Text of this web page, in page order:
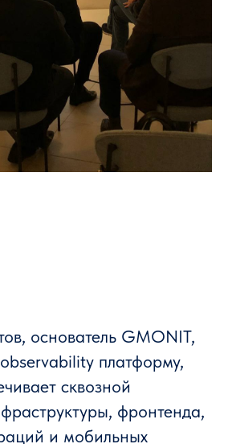
основатель GMONIT,
платформу,
сквозной
фронтенда,
и мобильных